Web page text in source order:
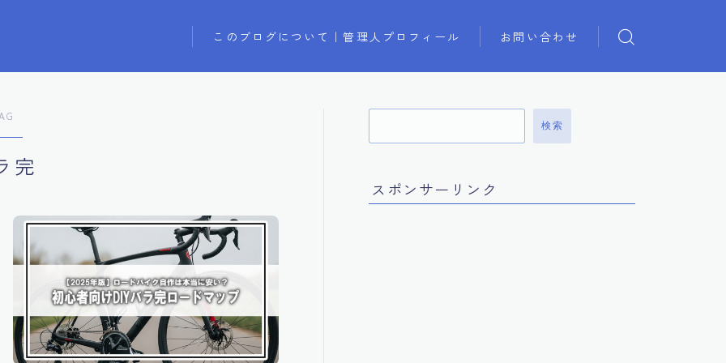
このブログについて｜管理人プロフィール お問い合わせ
完
検索
スポンサーリンク